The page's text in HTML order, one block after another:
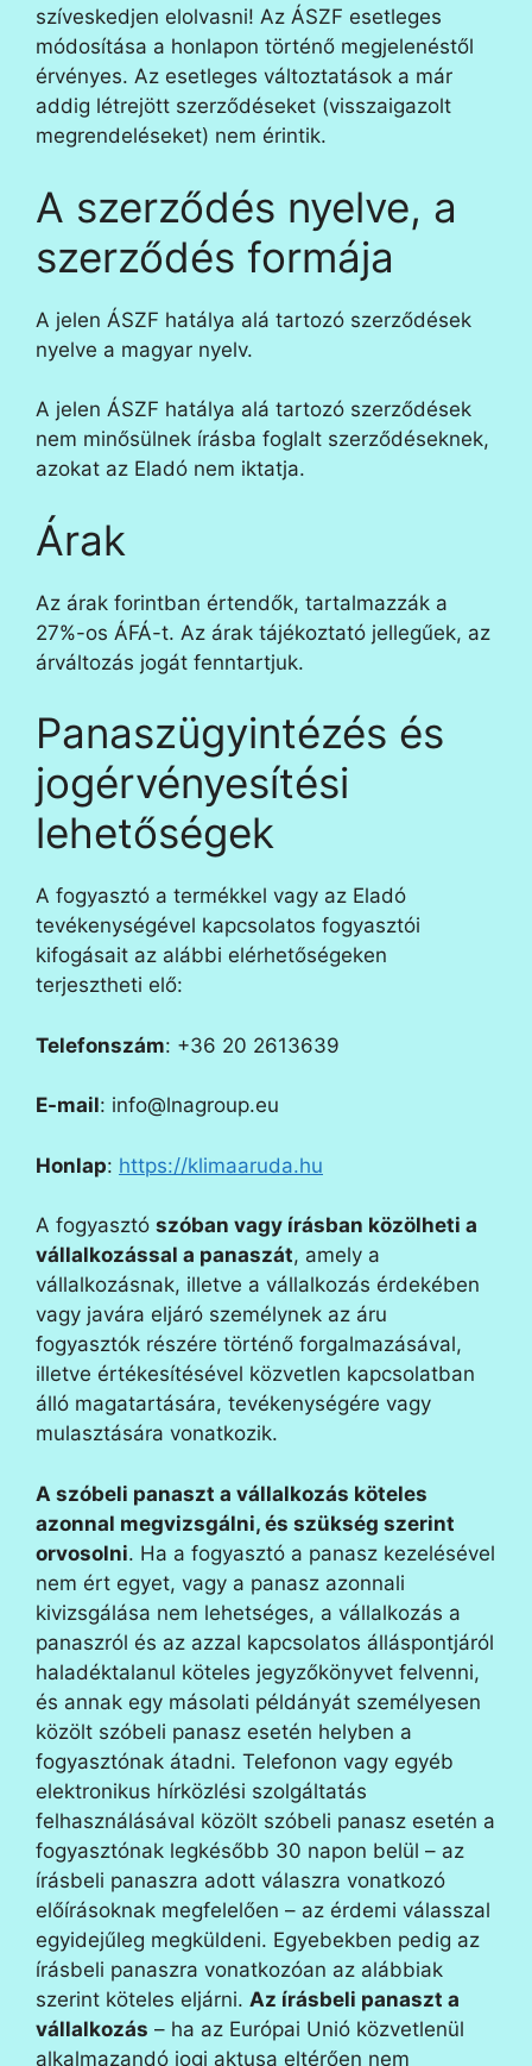
szíveskedjen elolvasni! Az ÁSZF esetleges
módosítása a honlapon történő megjelenéstől
érvényes. Az esetleges változtatások a már
addig létrejött szerződéseket (visszaigazolt
megrendeléseket) nem érintik.
A szerződés nyelve, a
szerződés formája
A jelen ÁSZF hatálya alá tartozó szerződések
nyelve a magyar nyelv.
A jelen ÁSZF hatálya alá tartozó szerződések
nem minősülnek írásba foglalt szerződéseknek,
azokat az Eladó nem iktatja.
Árak
Az árak forintban értendők, tartalmazzák a
27%-os ÁFÁ-t. Az árak tájékoztató jellegűek, az
árváltozás jogát fenntartjuk.
Panaszügyintézés és
jogérvényesítési
lehetőségek
A fogyasztó a termékkel vagy az Eladó
tevékenységével kapcsolatos fogyasztói
kifogásait az alábbi elérhetőségeken
terjesztheti elő:
Telefonszám: +36 20 2613639
E-mail: info@lnagroup.eu
Honlap: https://klimaaruda.hu
A fogyasztó szóban vagy írásban közölheti a
vállalkozással a panaszát, amely a
vállalkozásnak, illetve a vállalkozás érdekében
vagy javára eljáró személynek az áru
fogyasztók részére történő forgalmazásával,
illetve értékesítésével közvetlen kapcsolatban
álló magatartására, tevékenységére vagy
mulasztására vonatkozik.
A szóbeli panaszt a vállalkozás köteles
azonnal megvizsgálni, és szükség szerint
orvosolni. Ha a fogyasztó a panasz kezelésével
nem ért egyet, vagy a panasz azonnali
kivizsgálása nem lehetséges, a vállalkozás a
panaszról és az azzal kapcsolatos álláspontjáról
haladéktalanul köteles jegyzőkönyvet felvenni,
és annak egy másolati példányát személyesen
közölt szóbeli panasz esetén helyben a
fogyasztónak átadni. Telefonon vagy egyéb
elektronikus hírközlési szolgáltatás
felhasználásával közölt szóbeli panasz esetén a
fogyasztónak legkésőbb 30 napon belül – az
írásbeli panaszra adott válaszra vonatkozó
előírásoknak megfelelően – az érdemi válasszal
egyidejűleg megküldeni. Egyebekben pedig az
írásbeli panaszra vonatkozóan az alábbiak
szerint köteles eljárni. Az írásbeli panaszt a
vállalkozás – ha az Európai Unió közvetlenül
alkalmazandó jogi aktusa eltérően nem